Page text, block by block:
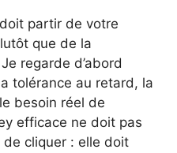
partir de votre
que de la
regarde d’abord
tolérance au retard, la
besoin réel de
efficace ne doit pas
cliquer : elle doit